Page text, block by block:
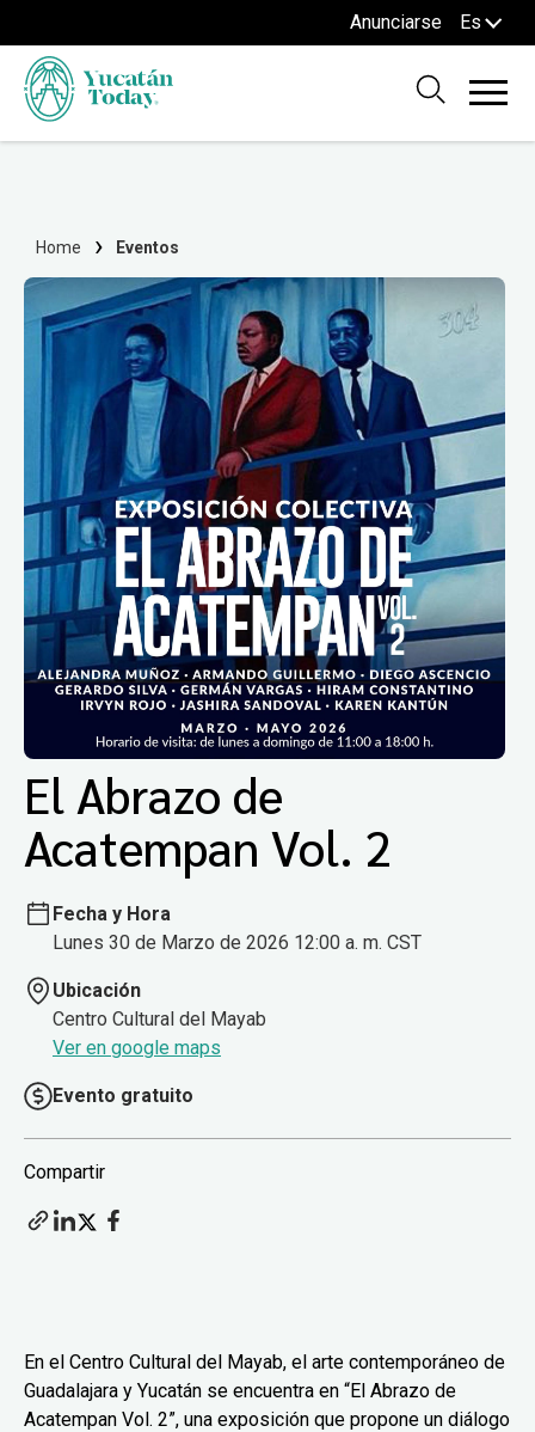
Anunciarse Es
Home Eventos
El Abrazo de
Acatempan Vol. 2
Fecha y Hora
Lunes 30 de Marzo de 2026 12:00 a. m. CST
Ubicación
Centro Cultural del Mayab
Ver en google maps
Evento gratuito
Compartir
En el Centro Cultural del Mayab, el arte contemporáneo de
Guadalajara y Yucatán se encuentra en “El Abrazo de
Acatempan Vol. 2”, una exposición que propone un diálogo